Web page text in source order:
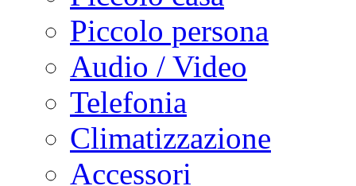
Piccolo persona
Audio / Video
Telefonia
Climatizzazione
Accessori